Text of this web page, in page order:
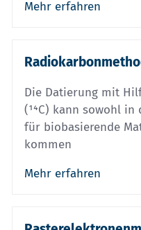
Mehr erfahren
Die Datierung mit
(¹⁴C) kann sowohl
für biobasierende
kommen
Mehr erfahren